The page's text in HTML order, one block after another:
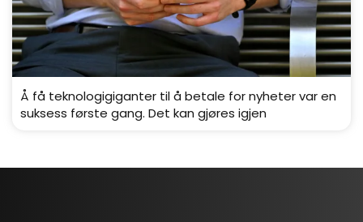
Å få teknologigiganter til å betale for nyheter var en
suksess første gang. Det kan gjøres igjen